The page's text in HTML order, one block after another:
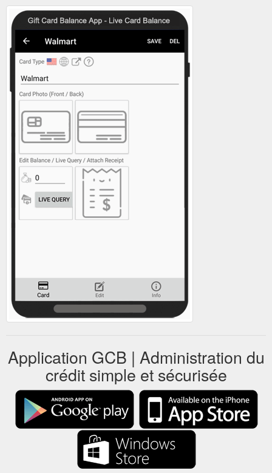
Application GCB | Administration du
crédit simple et sécurisée